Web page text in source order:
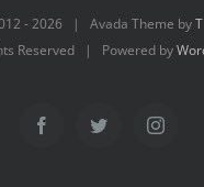
-2026 | Avada Theme by
Reserved | Powered by
FacebookTwitter